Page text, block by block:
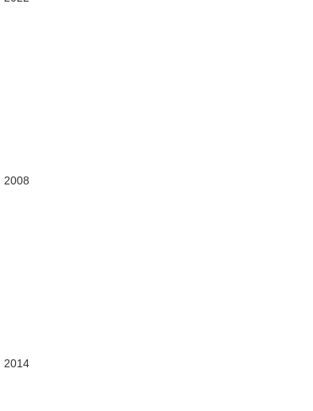
2008
2014